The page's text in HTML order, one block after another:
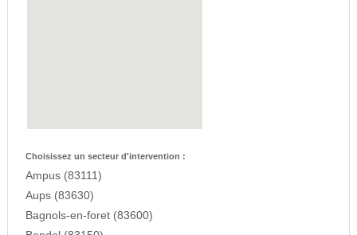
Choisissez un secteur d'intervention :
Ampus (83111)
Aups (83630)
Bagnols-en-foret (83600)